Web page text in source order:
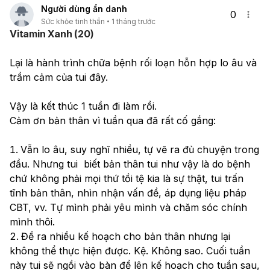
Người dùng ẩn danh
Sức khỏe tinh thần 1 tháng trước
0
Vitamin Xanh (20)
Lại là hành trình chữa bệnh rối loạn hỗn hợp lo âu và
trầm cảm của tui đây.
Vậy là kết thúc 1 tuần đi làm rồi.
Cảm ơn bản thân vì tuần qua đã rất cố gắng:
Vẫn lo âu, suy nghĩ nhiều, tự vẽ ra đủ chuyện trong
đầu. Nhưng tui  biết bản thân tui như vậy là do bệnh
chứ không phải mọi thứ tồi tệ kia là sự thật, tui trấn
tĩnh bản thân, nhìn nhận vấn đề, áp dụng liệu pháp
CBT, vv. Tự mình phải yêu mình và chăm sóc chính
mình thôi.
Đề ra nhiều kế hoạch cho bản thân nhưng lại
không thể thực hiện được. Kệ. Không sao. Cuối tuần
này tui sẽ ngồi vào bàn để lên kế hoạch cho tuần sau,